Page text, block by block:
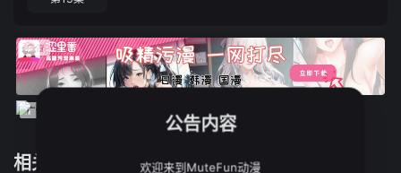
相关推荐
公告内容
欢迎来到MuteFun动漫